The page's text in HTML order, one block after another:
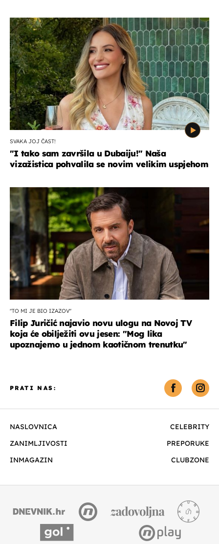
SVAKA JOJ ČAST!
"I tako sam završila u Dubaiju!" Naša
vizažistica pohvalila se novim velikim uspjehom
''TO MI JE BIO IZAZOV''
Filip Juričić najavio novu ulogu na Novoj TV
koja će obilježiti ovu jesen: ''Mog lika
upoznajemo u jednom kaotičnom trenutku''
NASLOVNICA
CELEBRITY
ZANIMLJIVOSTI
PREPORUKE
INMAGAZIN
CLUBZONE
PRATI NAS: